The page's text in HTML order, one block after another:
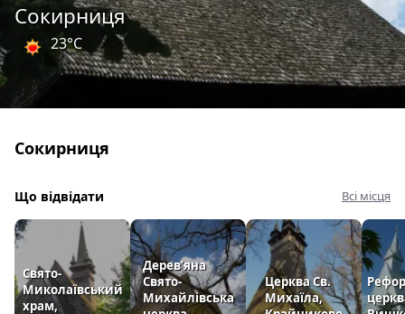
Сокирниця
23°C
Сокирниця
Що відвідати Всі місця
Свято-
Миколаївський
храм,
Дерев’яна
Свято-
Михайлівська
Церква Св.
Михаїла,